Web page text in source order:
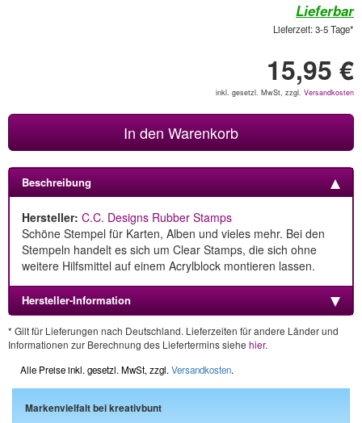
Lieferbar
Lieferzeit: 3-5 Tage*
15,95 €
inkl. gesetzl. MwSt, zzgl. Versandkosten
In den Warenkorb
Beschreibung
Hersteller: C.C. Designs Rubber Stamps
Schöne Stempel für Karten, Alben und vieles mehr. Bei den
Stempeln handelt es sich um Clear Stamps, die sich ohne
weitere Hilfsmittel auf einem Acrylblock montieren lassen.
Hersteller-Information
* Gilt für Lieferungen nach Deutschland. Lieferzeiten für andere Länder und
Informationen zur Berechnung des Liefertermins siehe hier.
Alle Preise inkl. gesetzl. MwSt, zzgl. Versandkosten.
Markenvielfalt bei kreativbunt